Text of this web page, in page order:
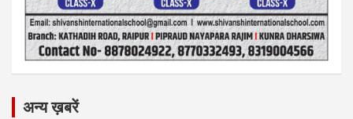
अन्य ख़बरें